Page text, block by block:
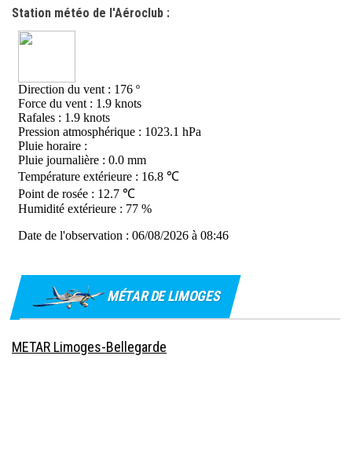
Station météo de l'Aéroclub :
MÉTAR DE LIMOGES
METAR Limoges-Bellegarde